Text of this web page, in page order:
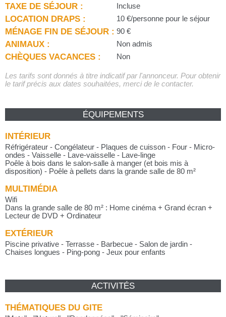
TAXE DE SÉJOUR : Incluse
LOCATION DRAPS : 10 €/personne pour le séjour
MÉNAGE FIN DE SÉJOUR : 90 €
ANIMAUX : Non admis
CHÈQUES VACANCES : Non
Les tarifs sont donnés à titre indicatif par l'annonceur. Pour obtenir
le tarif précis aux dates souhaitées, merci de le contacter.
ÉQUIPEMENTS
INTÉRIEUR
Réfrigérateur - Congélateur - Plaques de cuisson - Four - Micro-
ondes - Vaisselle - Lave-vaisselle - Lave-linge
Poêle à bois dans le salon-salle à manger (et bois mis à
disposition) - Poêle à pellets dans la grande salle de 80 m²
MULTIMÉDIA
Wifi
Dans la grande salle de 80 m² : Home cinéma + Grand écran +
Lecteur de DVD + Ordinateur
EXTÉRIEUR
Piscine privative - Terrasse - Barbecue - Salon de jardin -
Chaises longues - Ping-pong - Jeux pour enfants
ACTIVITÉS
THÉMATIQUES DU GITE